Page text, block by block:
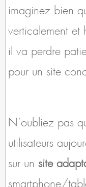
imaginez bien
verticalement et
il va perdre
pour un site
N’oubliez pas
utilisateurs
sur un site
smartphone/